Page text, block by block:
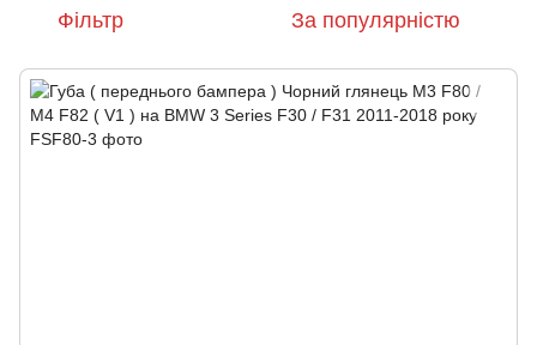
Фільтр За популярністю